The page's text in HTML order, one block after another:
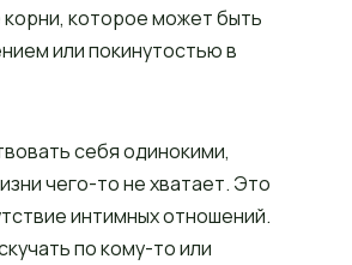
корни, которое может быть
или покинутостью в
себя одинокими,
чего-то не хватает. Это
интимных отношений.
по кому-то или